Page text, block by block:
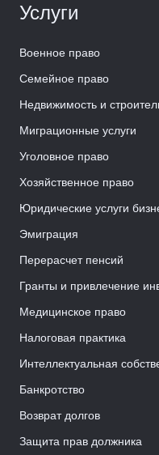
Услуги
Военное право
Семейное право
Недвижимость и
Миграционные услуги
Уголовное право
Хозяйственное право
Юридические услуги
Эмиграция
Перерасчет пенсий
Гранты и привлечение
Медицинское право
Налоговая практика
Интеллектуальная
Банкротство
Возврат долгов
Защита прав должника